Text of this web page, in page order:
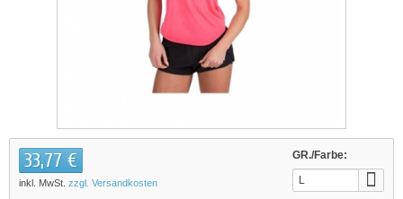
GR./Farbe:
L
33,77 €
inkl. MwSt. zzgl. Versandkosten